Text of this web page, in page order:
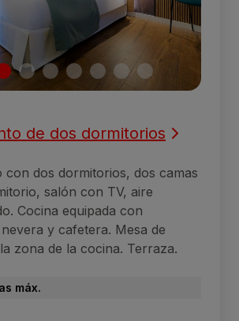
de dos dormitorios
con dos dormitorios, dos camas
salón con TV, aire
Cocina equipada con
y cafetera. Mesa de
zona de la cocina. Terraza.
máx.